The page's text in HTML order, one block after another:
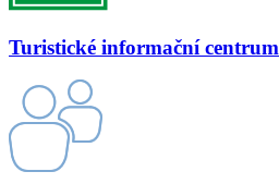
Turistické informační centrum